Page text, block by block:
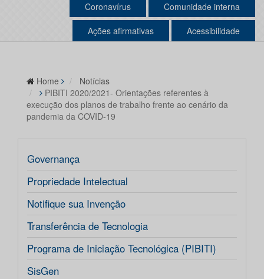
Coronavírus Comunidade interna
Ações afirmativas Acessibilidade
Home
Notícias
PIBITI 2020/2021- Orientações referentes à
execução dos planos de trabalho frente ao cenário da
pandemia da COVID-19
Governança
Propriedade Intelectual
Notifique sua Invenção
Transferência de Tecnologia
Programa de Iniciação Tecnológica (PIBITI)
SisGen